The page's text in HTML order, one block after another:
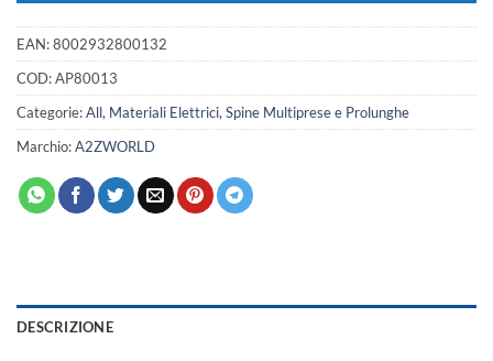
EAN:8002932800132
COD:AP80013
Categorie:All, Materiali Elettrici, Spine Multiprese e Prolunghe
Marchio:A2ZWORLD
DESCRIZIONE